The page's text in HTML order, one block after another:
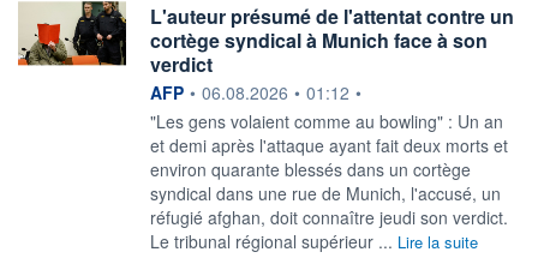
L'auteur présumé de l'attentat contre un
cortège syndical à Munich face à son
verdict
information fournie par
AFP • 06.08.2026 • 01:12 •
"Les gens volaient comme au bowling" : Un an
et demi après l'attaque ayant fait deux morts et
environ quarante blessés dans un cortège
syndical dans une rue de Munich, l'accusé, un
réfugié afghan, doit connaître jeudi son verdict.
Le tribunal régional supérieur ... Lire la suite